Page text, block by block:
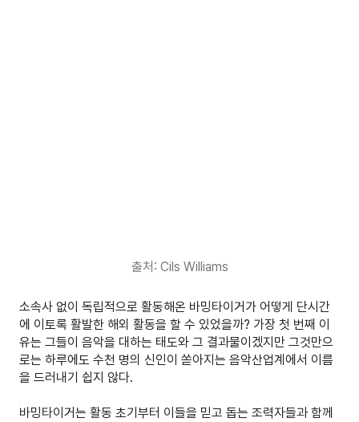
소속사 없이 독립적으로 활동해온 바밍타이거가 어떻게 단시간
에 이토록 활발한 해외 활동을 할 수 있었을까? 가장 첫 번째 이
유는 그들이 음악을 대하는 태도와 그 결과물이겠지만 그것만으
로는 하루에도 수천 명의 신인이 쏟아지는 음악산업계에서 이름
을 드러내기 쉽지 않다.
바밍타이거는 활동 초기부터 이들을 믿고 돕는 조력자들과 함께
출처: Cils Williams